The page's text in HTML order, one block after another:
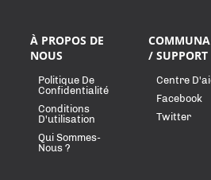
À PROPOS DE
NOUS
Politique De
Confidentialité
Conditions
D'utilisation
Qui Sommes-
Nous ?
/ SUPPORT
Centre
Facebook
Twitter